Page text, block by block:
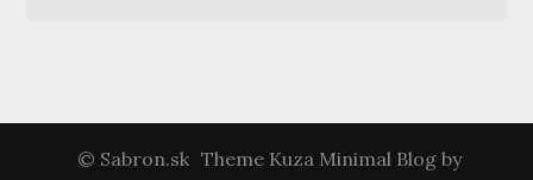
© Sabron.sk Theme Kuza Minimal Blog by